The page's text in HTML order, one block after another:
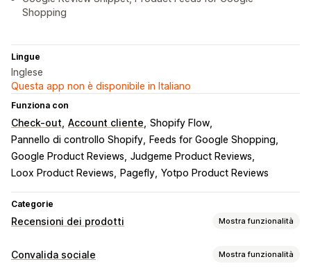
Shopping
Lingue
Inglese
Questa app non è disponibile in Italiano
Funziona con
Check-out Account cliente Shopify Flow
Pannello di controllo Shopify
Feeds for Google Shopping
Google Product Reviews Judgeme Product Reviews
Loox Product Reviews
Pagefly Yotpo Product Reviews
Categorie
Recensioni dei prodotti Mostra funzionalità
Opzioni di visualizzazione
Convalida sociale Mostra funzionalità